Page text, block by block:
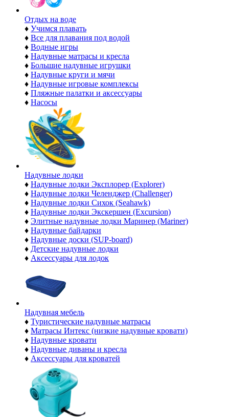
Отдых на воде
♦ Учимся плавать
♦ Все для плавания под водой
♦ Водные игры
♦ Надувные матрасы и кресла
♦ Большие надувные игрушки
♦ Надувные круги и мячи
♦ Надувные игровые комплексы
♦ Пляжные палатки и аксессуары
♦ Насосы
Надувные лодки
♦ Надувные лодки Эксплорер (Explorer)
♦ Надувные лодки Челенджер (Challenger)
♦ Надувные лодки Сихок (Seahawk)
♦ Надувные лодки Экскершен (Excursion)
♦ Элитные надувные лодки Маринер (Mariner)
♦ Надувные байдарки
♦ Надувные доски (SUP-board)
♦ Детские надувные лодки
♦ Аксессуары для лодок
Надувная мебель
♦ Туристические надувные матрасы
♦ Матрасы Интекс (низкие надувные кровати)
♦ Надувные кровати
♦ Надувные диваны и кресла
♦ Аксессуары для кроватей